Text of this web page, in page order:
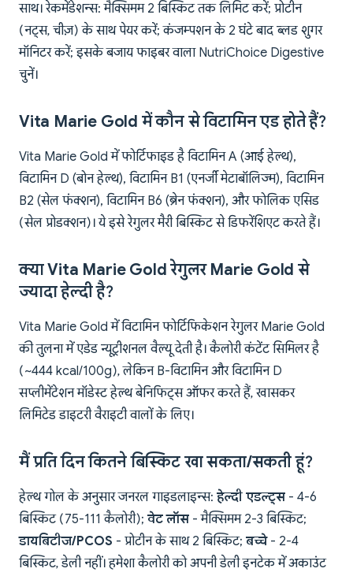
साथ। रेकमेंडेशन्स: मैक्सिमम 2 बिस्किट तक लिमिट करें; प्रोटीन
(नट्स, चीज़) के साथ पेयर करें; कंजम्पशन के 2 घंटे बाद ब्लड शुगर
मॉनिटर करें; इसके बजाय फाइबर वाला NutriChoice Digestive
चुनें।
Vita Marie Gold में कौन से विटामिन एड होते हैं?
Vita Marie Gold में फोर्टिफाइड है विटामिन A (आई हेल्थ),
विटामिन D (बोन हेल्थ), विटामिन B1 (एनर्जी मेटाबॉलिज्म), विटामिन
B2 (सेल फंक्शन), विटामिन B6 (ब्रेन फंक्शन), और फोलिक एसिड
(सेल प्रोडक्शन)। ये इसे रेगुलर मैरी बिस्किट से डिफरेंशिएट करते हैं।
क्या Vita Marie Gold रेगुलर Marie Gold से
ज्यादा हेल्दी है?
Vita Marie Gold में विटामिन फोर्टिफिकेशन रेगुलर Marie Gold
की तुलना में एडेड न्यूट्रीशनल वैल्यू देती है। कैलोरी कंटेंट सिमिलर है
(~444 kcal/100g), लेकिन B-विटामिन और विटामिन D
सप्लीमेंटेशन मॉडेस्ट हेल्थ बेनिफिट्स ऑफर करते हैं, खासकर
लिमिटेड डाइटरी वैराइटी वालों के लिए।
मैं प्रति दिन कितने बिस्किट खा सकता/सकती हूं?
हेल्थ गोल के अनुसार जनरल गाइडलाइन्स: हेल्दी एडल्ट्स - 4-6
बिस्किट (75-111 कैलोरी); वेट लॉस - मैक्सिमम 2-3 बिस्किट;
डायबिटीज/PCOS - प्रोटीन के साथ 2 बिस्किट; बच्चे- 2-4
बिस्किट, डेली नहीं। हमेशा कैलोरी को अपनी डेली इनटेक में अकाउंट